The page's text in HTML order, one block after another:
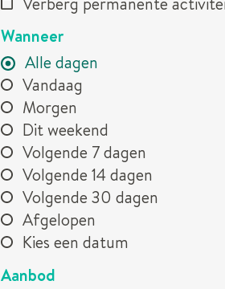
WIJZIG
RESULTATEN
Wanneer
Alle dagen
Vandaag
Morgen
Dit weekend
Volgende 7 dagen
Volgende 14 dagen
Volgende 30 dagen
Afgelopen
Kies een datum
Aanbod